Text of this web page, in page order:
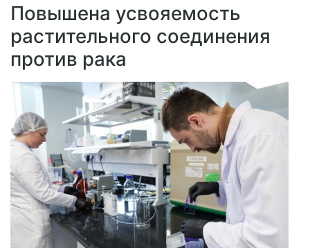
Повышена усвояемость
растительного соединения
против рака